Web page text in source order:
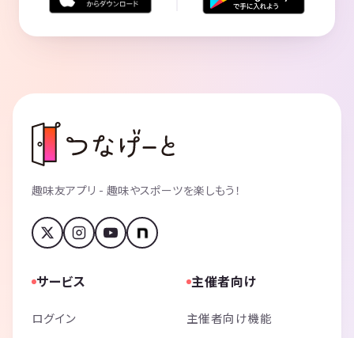
趣味友アプリ - 趣味やスポーツを楽しもう！
サービス
ログイン
主催者向け
主催者向け機能